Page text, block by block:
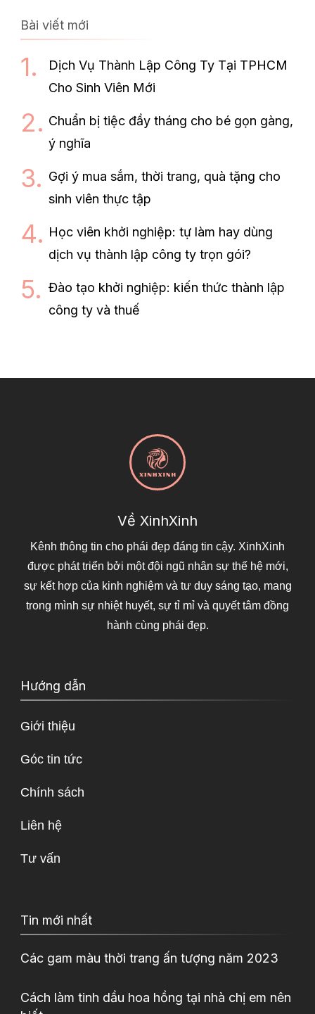
Bài viết mới
Dịch Vụ Thành Lập Công Ty Tại TPHCM
Cho Sinh Viên Mới
Chuẩn bị tiệc đầy tháng cho bé gọn gàng,
ý nghĩa
Gợi ý mua sắm, thời trang, quà tặng cho
sinh viên thực tập
Học viên khởi nghiệp: tự làm hay dùng
dịch vụ thành lập công ty trọn gói?
Đào tạo khởi nghiệp: kiến thức thành lập
công ty và thuế
Về XinhXinh
Kênh thông tin cho phái đẹp đáng tin cậy. XinhXinh
được phát triển bởi một đội ngũ nhân sự thế hệ mới,
sự kết hợp của kinh nghiệm và tư duy sáng tạo, mang
trong mình sự nhiệt huyết, sự tỉ mỉ và quyết tâm đồng
hành cùng phái đẹp.
Hướng dẫn
Giới thiệu
Góc tin tức
Chính sách
Liên hệ
Tư vấn
Tin mới nhất
Các gam màu thời trang ấn tượng năm 2023
Cách làm tinh dầu hoa hồng tại nhà chị em nên